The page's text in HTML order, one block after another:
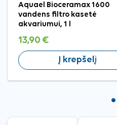
Aquael Bioceramax 1600
vandens filtro kasetė
akvariumui, 1 l
13,90 €
Į krepšelį